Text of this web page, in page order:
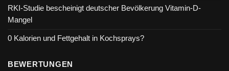
RKI-Studie bescheinigt deutscher Bevölkerung Vitamin-D-
Mangel
0 Kalorien und Fettgehalt in Kochsprays?
BEWERTUNGEN